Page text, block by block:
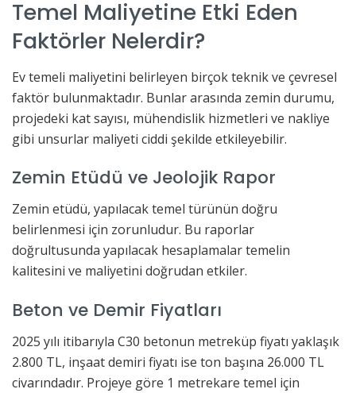
Temel Maliyetine Etki Eden
Faktörler Nelerdir?
Ev temeli maliyetini belirleyen birçok teknik ve çevresel
faktör bulunmaktadır. Bunlar arasında zemin durumu,
projedeki kat sayısı, mühendislik hizmetleri ve nakliye
gibi unsurlar maliyeti ciddi şekilde etkileyebilir.
Zemin Etüdü ve Jeolojik Rapor
Zemin etüdü, yapılacak temel türünün doğru
belirlenmesi için zorunludur. Bu raporlar
doğrultusunda yapılacak hesaplamalar temelin
kalitesini ve maliyetini doğrudan etkiler.
Beton ve Demir Fiyatları
2025 yılı itibarıyla C30 betonun metreküp fiyatı yaklaşık
2.800 TL, inşaat demiri fiyatı ise ton başına 26.000 TL
civarındadır. Projeye göre 1 metrekare temel için